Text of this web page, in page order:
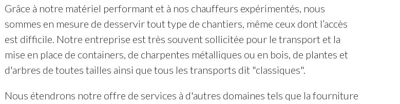
Grâce à notre matériel performant et à nos chauffeurs expérimentés, nous
sommes en mesure de desservir tout type de chantiers, même ceux dont l’accès
est difficile. Notre entreprise est très souvent sollicitée pour le transport et la
mise en place de containers, de charpentes métalliques ou en bois, de plantes et
d'arbres de toutes tailles ainsi que tous les transports dit "classiques".
Nous étendrons notre offre de services à d'autres domaines tels que la fourniture